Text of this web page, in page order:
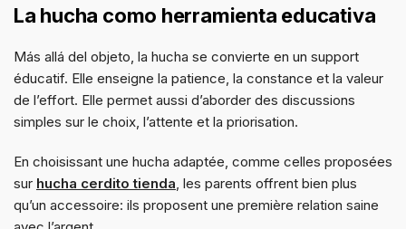
La hucha como herramienta educativa
Más allá del objeto, la hucha se convierte en un support
éducatif. Elle enseigne la patience, la constance et la valeur
de l’effort. Elle permet aussi d’aborder des discussions
simples sur le choix, l’attente et la priorisation.
En choisissant une hucha adaptée, comme celles proposées
sur hucha cerdito tienda , les parents offrent bien plus
qu’un accessoire: ils proposent une première relation saine